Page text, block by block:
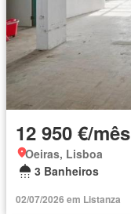
12 950 €/mês
Oeiras, Lisboa
3 Banheiros
02/07/2026 em Listanza